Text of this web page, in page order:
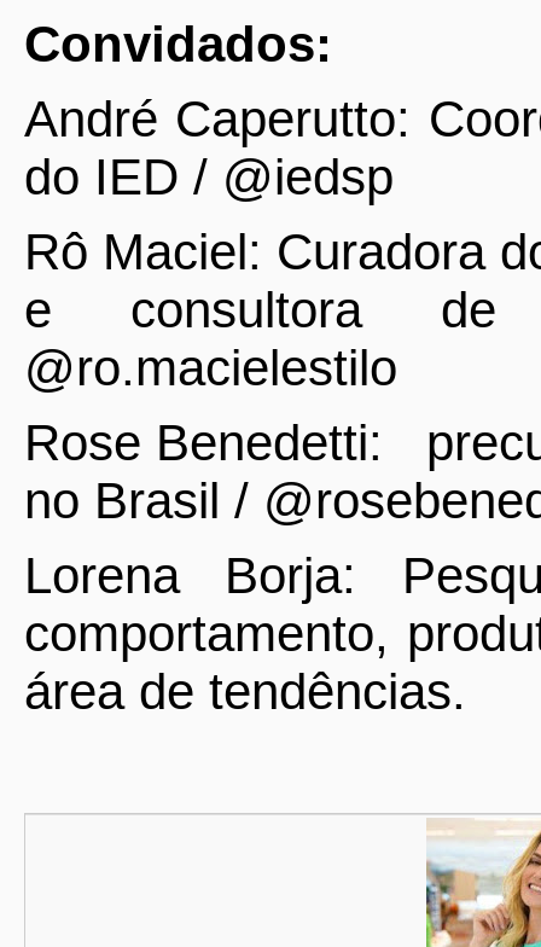
Convidados:
André Caperutto:
do IED / @iedsp
Rô Maciel: Curadora
e consultora
@ro.macielestilo
Rose Benedetti:
no Brasil /
Lorena Borja:
comportamento,
área de tendências.